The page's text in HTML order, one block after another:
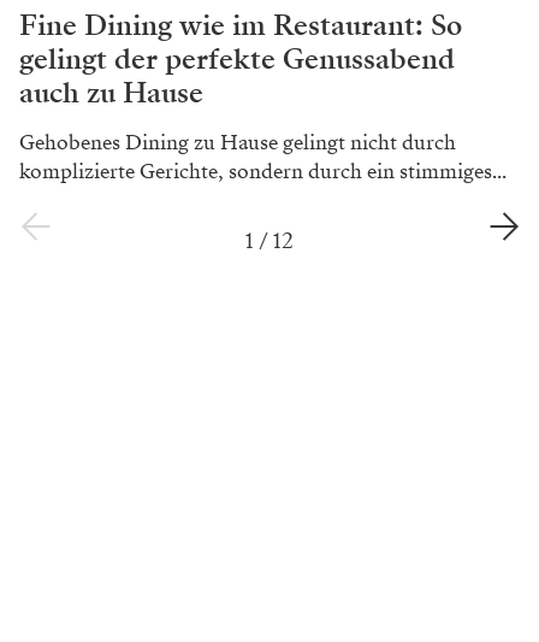
Fine Dining wie im Restaurant: So
gelingt der perfekte Genussabend
auch zu Hause
Gehobenes Dining zu Hause gelingt nicht durch
komplizierte Gerichte, sondern durch ein stimmiges...
1 /12